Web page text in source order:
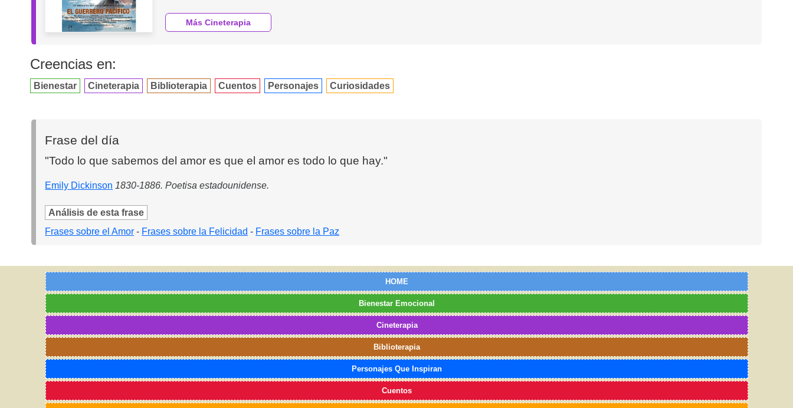
Más Cineterapia
Creencias en:
Bienestar Cineterapia Biblioterapia Cuentos Personajes Curiosidades
Frase del día
"Todo lo que sabemos del amor es que el amor es todo lo que hay."
Emily Dickinson 1830-1886. Poetisa estadounidense.
Análisis de esta frase
Frases sobre el Amor - Frases sobre la Felicidad - Frases sobre la Paz
HOME
Bienestar Emocional
Cineterapia
Biblioterapia
Personajes Que Inspiran
Cuentos